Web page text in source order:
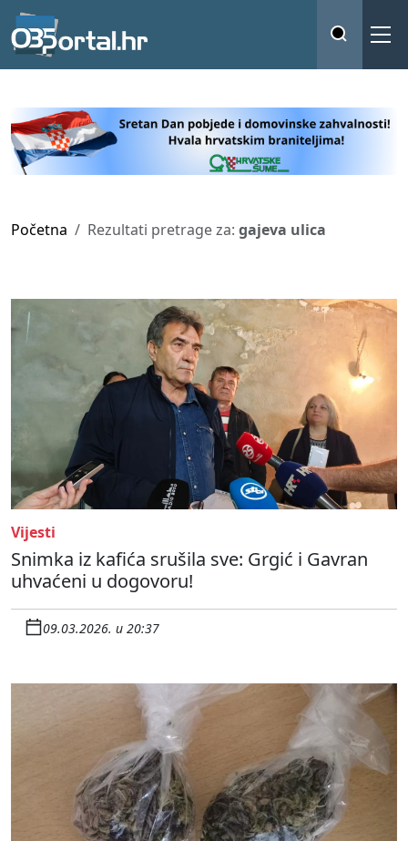
Početna Rezultati pretrage za: gajeva ulica
Vijesti
Snimka iz kafića srušila sve: Grgić i Gavran
uhvaćeni u dogovoru!
09.03.2026. u 20:37